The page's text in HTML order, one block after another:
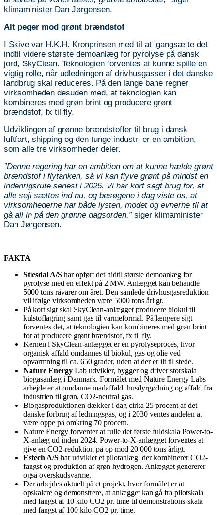
klimaminister Dan Jørgensen.
Alt peger mod grønt brændstof
I Skive var H.K.H. Kronprinsen med til at igangsætte det
indtil videre største demoanlæg for pyrolyse på dansk
jord, SkyClean. Teknologien forventes at kunne spille en
vigtig rolle, når udledningen af drivhusgasser i det danske
landbrug skal reduceres. På den lange bane regner
virksomheden desuden med, at teknologien kan
kombineres med grøn brint og producere grønt
brændstof, fx til fly.
Udviklingen af grønne brændstoffer til brug i dansk
luftfart, shipping og den tunge industri er en ambition,
som alle tre virksomheder deler.
”Denne regering har en ambition om at kunne hælde grønt
brændstof i flytanken, så vi kan flyve grønt på mindst en
indenrigsrute senest i 2025. Vi har kort sagt brug for, at
alle sejl sættes ind nu, og besøgene i dag viste os, at
virksomhederne har både lysten, modet og evnerne til at
gå all in på den grønne dagsorden,”siger klimaminister
Dan Jørgensen.
FAKTA
Stiesdal A/S har opført det hidtil største demoanlæg for
pyrolyse med en effekt på 2 MW. Anlægget kan behandle
5000 tons råvarer om året. Den samlede drivhusgasreduktion
vil ifølge virksomheden være 5000 tons årligt.
På kort sigt skal SkyClean-anlægget producere biokul til
kulstoflagring samt gas til varmeformål. På længere sigt
forventes det, at teknologien kan kombineres med grøn brint
for at producere grønt brændstof, fx til fly.
Kernen i SkyClean-anlægget er en pyrolyseproces, hvor
organisk affald omdannes til biokul, gas og olie ved
opvarmning til ca. 650 grader, uden at der er ilt til stede.
Nature Energy Lab udvikler, bygger og driver storskala
biogasanlæg i Danmark. Formålet med Nature Energy Labs
arbejde er at omdanne madaffald, husdyrgødning og affald fra
industrien til grøn, CO2-neutral gas.
Biogasproduktionen dækker i dag cirka 25 procent af det
danske forbrug af ledningsgas, og i 2030 ventes andelen at
være oppe på omkring 70 procent.
Nature Energy forventer at rulle det første fuldskala Power-to-
X-anlæg ud inden 2024. Power-to-X-anlægget forventes at
give en CO2-reduktion på op mod 20.000 tons årligt.
Estech A/S har udviklet et pilotanlæg, der kombinerer CO2-
fangst og produktion af grøn hydrogen. Anlægget genererer
også overskudsvarme.
Der arbejdes aktuelt på et projekt, hvor formålet er at
opskalere og demonstrere, at anlægget kan gå fra pilotskala
med fangst af 10 kilo CO2 pr. time til demonstrations-skala
med fangst af 100 kilo CO2 pr. time.